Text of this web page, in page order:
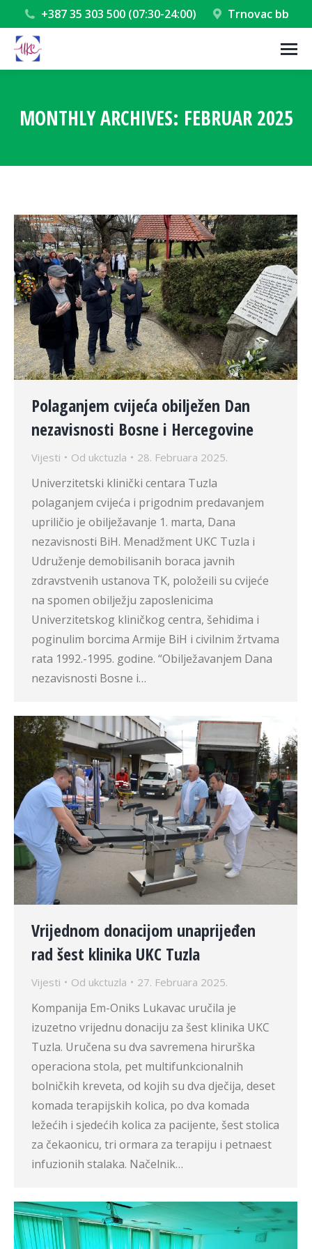
+387 35 303 500 (07:30-24:00) Trnovac bb
MONTHLY ARCHIVES: FEBRUAR 2025
Polaganjem cvijeća obilježen Dan
nezavisnosti Bosne i Hercegovine
Vijesti Od ukctuzla 28. Februara 2025.
Univerzitetski klinički centara Tuzla
polaganjem cvijeća i prigodnim predavanjem
upriličio je obilježavanje 1. marta, Dana
nezavisnosti BiH. Menadžment UKC Tuzla i
Udruženje demobilisanih boraca javnih
zdravstvenih ustanova TK, položeili su cvijeće
na spomen obilježju zaposlenicima
Univerzitetskog kliničkog centra, šehidima i
poginulim borcima Armije BiH i civilnim žrtvama
rata 1992.-1995. godine. “Obilježavanjem Dana
nezavisnosti Bosne i…
Vrijednom donacijom unaprijeđen
rad šest klinika UKC Tuzla
Vijesti Od ukctuzla 27. Februara 2025.
Kompanija Em-Oniks Lukavac uručila je
izuzetno vrijednu donaciju za šest klinika UKC
Tuzla. Uručena su dva savremena hirurška
operaciona stola, pet multifunkcionalnih
bolničkih kreveta, od kojih su dva dječija, deset
komada terapijskih kolica, po dva komada
ležećih i sjedećih kolica za pacijente, šest stolica
za čekaonicu, tri ormara za terapiju i petnaest
infuzionih stalaka. Načelnik…